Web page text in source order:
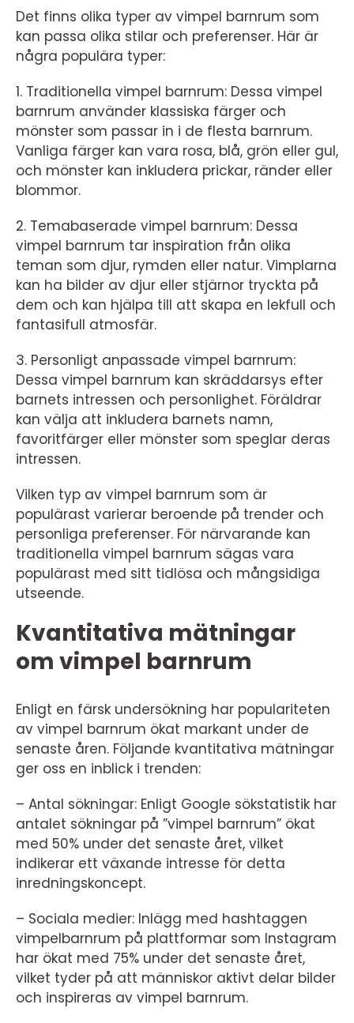
Det finns olika typer av vimpel barnrum som
kan passa olika stilar och preferenser. Här är
några populära typer:
1. Traditionella vimpel barnrum: Dessa vimpel
barnrum använder klassiska färger och
mönster som passar in i de flesta barnrum.
Vanliga färger kan vara rosa, blå, grön eller gul,
och mönster kan inkludera prickar, ränder eller
blommor.
2. Temabaserade vimpel barnrum: Dessa
vimpel barnrum tar inspiration från olika
teman som djur, rymden eller natur. Vimplarna
kan ha bilder av djur eller stjärnor tryckta på
dem och kan hjälpa till att skapa en lekfull och
fantasifull atmosfär.
3. Personligt anpassade vimpel barnrum:
Dessa vimpel barnrum kan skräddarsys efter
barnets intressen och personlighet. Föräldrar
kan välja att inkludera barnets namn,
favoritfärger eller mönster som speglar deras
intressen.
Vilken typ av vimpel barnrum som är
populärast varierar beroende på trender och
personliga preferenser. För närvarande kan
traditionella vimpel barnrum sägas vara
populärast med sitt tidlösa och mångsidiga
utseende.
Kvantitativa mätningar
om vimpel barnrum
Enligt en färsk undersökning har populariteten
av vimpel barnrum ökat markant under de
senaste åren. Följande kvantitativa mätningar
ger oss en inblick i trenden:
– Antal sökningar: Enligt Google sökstatistik har
antalet sökningar på ”vimpel barnrum” ökat
med 50% under det senaste året, vilket
indikerar ett växande intresse för detta
inredningskoncept.
– Sociala medier: Inlägg med hashtaggen
vimpelbarnrum på plattformar som Instagram
har ökat med 75% under det senaste året,
vilket tyder på att människor aktivt delar bilder
och inspireras av vimpel barnrum.